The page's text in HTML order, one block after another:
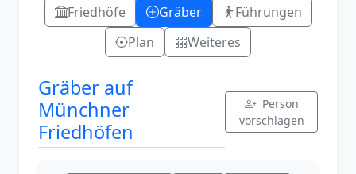
Friedhöfe Gräber
Führungen
Plan
Weiteres
Gräber auf
Münchner
Friedhöfen
Person
vorschlagen